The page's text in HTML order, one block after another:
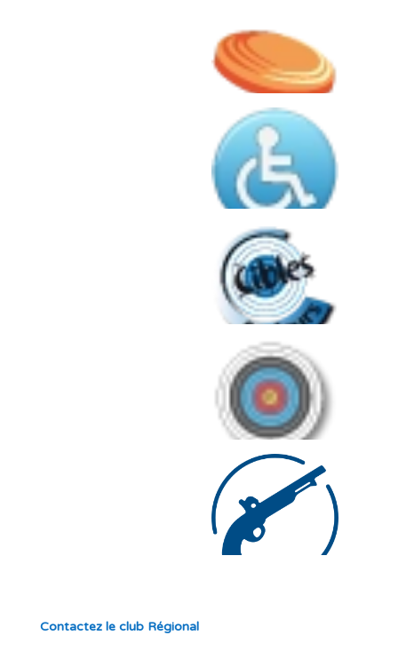
Contactez le club Régional